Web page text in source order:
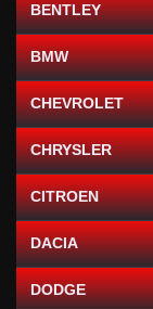
BENTLEY
BMW
CHEVROLET
CHRYSLER
CITROEN
DACIA
DODGE